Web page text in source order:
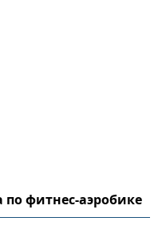
по фитнес-аэробике